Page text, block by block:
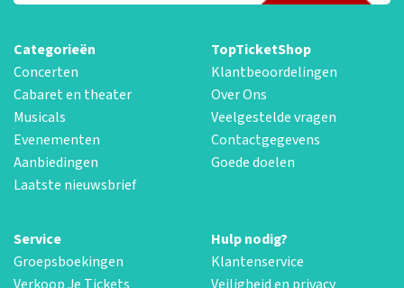
Categorieën
Concerten
Cabaret en theater
Musicals
Evenementen
Aanbiedingen
Laatste nieuwsbrief
TopTicketShop
Klantbeoordelingen
Over Ons
Veelgestelde vragen
Contactgegevens
Goede doelen
Service
Groepsboekingen
Hulp nodig?
Klantenservice